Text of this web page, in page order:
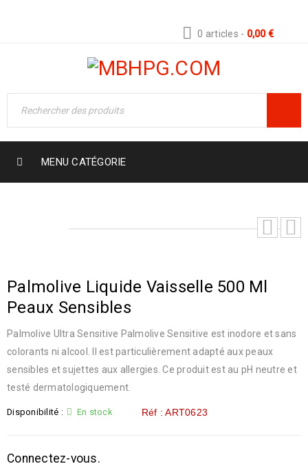
0 articles - 0,00€
MENU CATÉGORIE
Palmolive Liquide Vaisselle 500 Ml
Peaux Sensibles
Palmolive Ultra Sensitive Palmolive Sensitive est inodore et sans
colorants ni alcool. Il est particulièrement adapté aux peaux
sensibles et sujettes aux allergies. Ce produit est au pH neutre et
testé dermatologiquement.
Disponibilité : En stock Réf : ART0623
Connectez-vous.